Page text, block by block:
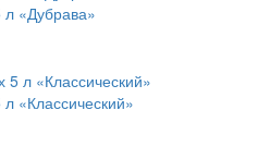
«Дубрава»
«Классический»